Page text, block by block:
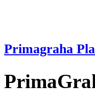
Primagraha